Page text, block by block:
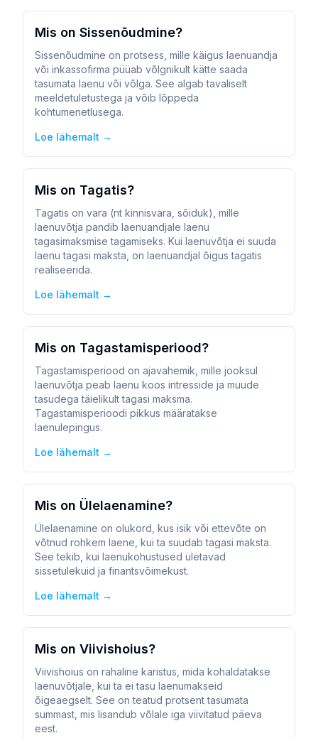
Mis on Sissenõudmine?
Sissenõudmine on protsess, mille käigus laenuandja
või inkassofirma püüab võlgnikult kätte saada
tasumata laenu või võlga. See algab tavaliselt
meeldetuletustega ja võib lõppeda
kohtumenetlusega.
Loe lähemalt →
Mis on Tagatis?
Tagatis on vara (nt kinnisvara, sõiduk), mille
laenuvõtja pandib laenuandjale laenu
tagasimaksmise tagamiseks. Kui laenuvõtja ei suuda
laenu tagasi maksta, on laenuandjal õigus tagatis
realiseerida.
Loe lähemalt →
Mis on Tagastamisperiood?
Tagastamisperiood on ajavahemik, mille jooksul
laenuvõtja peab laenu koos intresside ja muude
tasudega täielikult tagasi maksma.
Tagastamisperioodi pikkus määratakse
laenulepingus.
Loe lähemalt →
Mis on Ülelaenamine?
Ülelaenamine on olukord, kus isik või ettevõte on
võtnud rohkem laene, kui ta suudab tagasi maksta.
See tekib, kui laenukohustused ületavad
sissetulekuid ja finantsvõimekust.
Loe lähemalt →
Mis on Viivishoius?
Viivishoius on rahaline karistus, mida kohaldatakse
laenuvõtjale, kui ta ei tasu laenumakseid
õigeaegselt. See on teatud protsent tasumata
summast, mis lisandub võlale iga viivitatud päeva
eest.